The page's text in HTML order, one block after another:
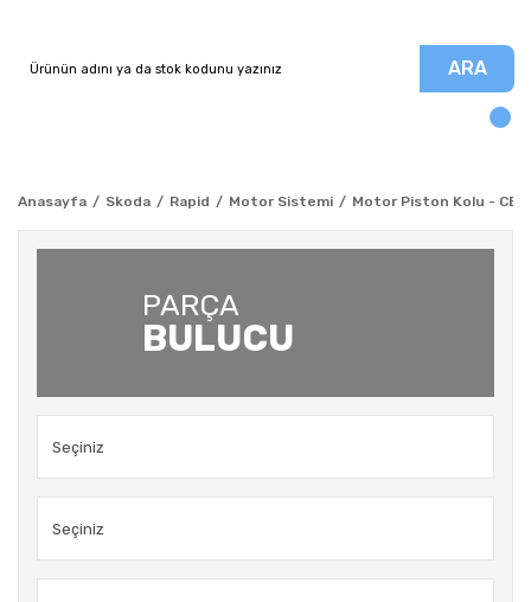
ARA
Anasayfa Skoda Rapid Motor Sistemi Motor Piston Kolu -
PARÇA
BULUCU